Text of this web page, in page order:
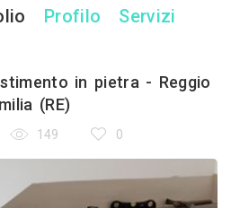
Profilo Servizi
in pietra - Reggio
(RE)
149 0